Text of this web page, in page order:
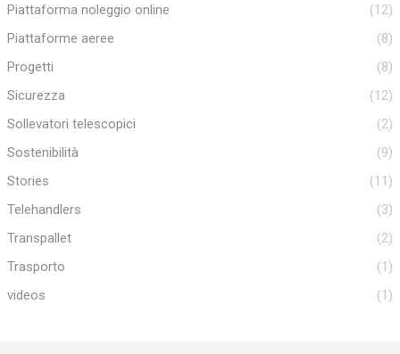
Piattaforma noleggio online
(12)
Piattaforme aeree
(8)
Progetti
(8)
Sicurezza
(12)
Sollevatori telescopici
(2)
Sostenibilità
(9)
Stories
(11)
Telehandlers
(3)
Transpallet
(2)
Trasporto
(1)
videos
(1)